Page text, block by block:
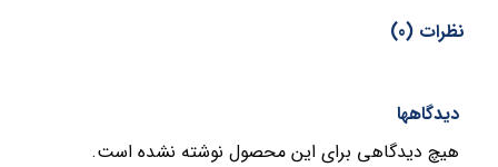
نظرات (0)
دیدگاهها
هیچ دیدگاهی برای این محصول نوشته نشده است.